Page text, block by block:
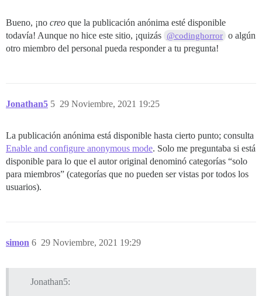
Bueno, ¡no creo que la publicación anónima esté disponible
todavía! Aunque no hice este sitio, ¡quizás @codinghorror o algún
otro miembro del personal pueda responder a tu pregunta!
Jonathan5 29 Noviembre, 2021 19:25
5
La publicación anónima está disponible hasta cierto punto; consulta
Enable and configure anonymous mode. Solo me preguntaba si está
disponible para lo que el autor original denominó categorías “solo
para miembros” (categorías que no pueden ser vistas por todos los
usuarios).
simon 29 Noviembre, 2021 19:29
6
Jonathan5: